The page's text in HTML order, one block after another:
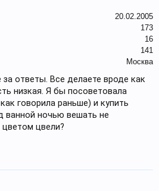
20.02.2005
173
16
141
Москва
ответы. Все делаете вроде как
низкая. Я бы посоветовала
говорила раньше) и купить
ванной ночью вешать не
цвели?